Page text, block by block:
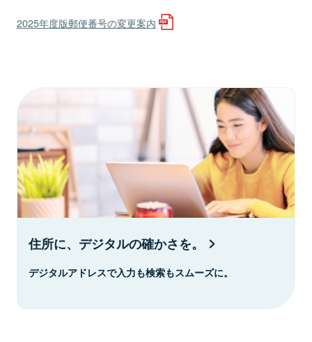
2025年度版郵便番号の変更案内
住所に、デジタルの確かさを。
デジタルアドレスで入力も検索もスムーズに。